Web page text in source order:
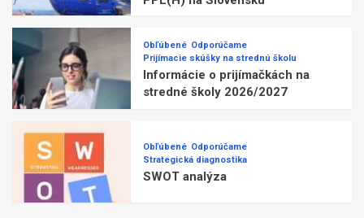
Obľúbené Odporúčame
Prijímacie skúšky na strednú školu
Informácie o prijímačkách na
stredné školy 2026/2027
Obľúbené Odporúčame
Strategická diagnostika
SWOT analýza